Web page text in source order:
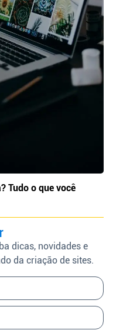
Tudo o que você
dicas, novidades e
da criação de sites.